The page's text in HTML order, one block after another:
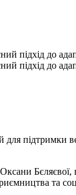
підхід до
підхід до
підтримки
та